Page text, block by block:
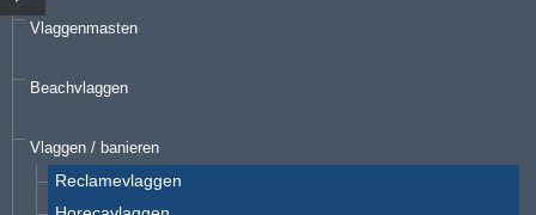
Vlaggenmasten
Beachvlaggen
Vlaggen / banieren
Reclamevlaggen